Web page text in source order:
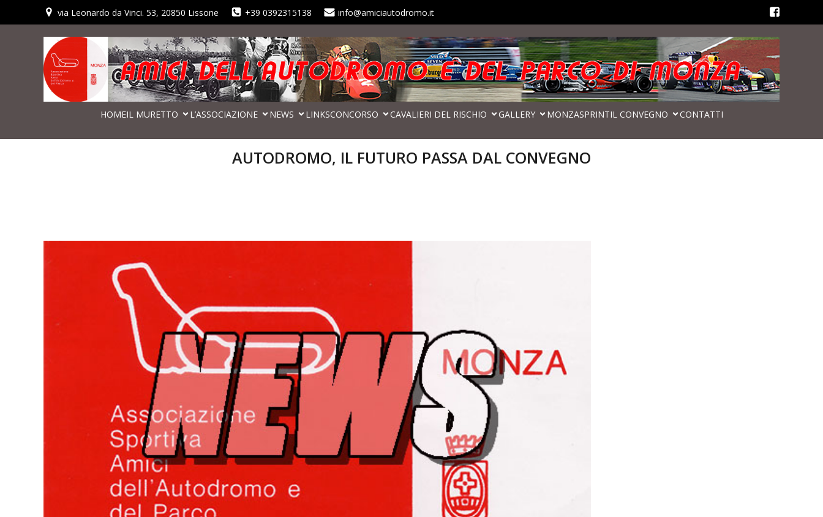
via Leonardo da Vinci. 53, 20850 Lissone +39 0392315138 info@amiciautodromo.it
HOMEIL MURETTO L’ASSOCIAZIONE NEWS LINKSCONCORSO CAVALIERI DEL RISCHIO GALLERY MONZASPRINTIL CONVEGNO CONTATTI
AUTODROMO, IL FUTURO PASSA DAL CONVEGNO